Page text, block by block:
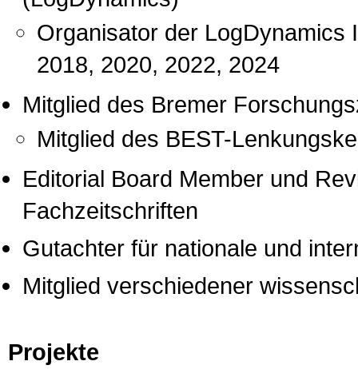
Organisator der LogDynamics
2018, 2020, 2022, 2024
Mitglied des Bremer
Mitglied des BEST-
Editorial Board Member und
Fachzeitschriften
Gutachter für nationale und
Mitglied verschiedener
Projekte